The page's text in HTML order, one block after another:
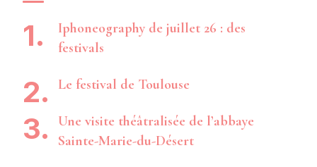
Iphoneography de juillet 26 : des
festivals
Le festival de Toulouse
Une visite théâtralisée de l’abbaye
Sainte-Marie-du-Désert